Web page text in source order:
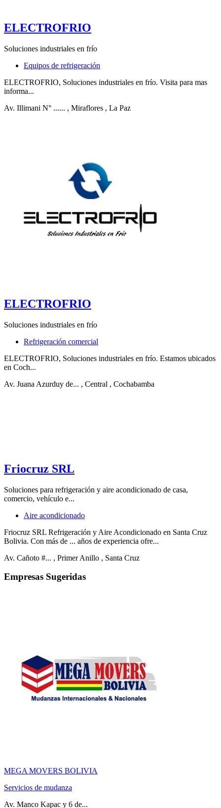
ELECTROFRIO
Soluciones industriales en frío
Equipos de refrigeración
ELECTROFRIO, Soluciones industriales en frío. Visita para mas
informa...
Av. Illimani N° ...... , Miraflores , La Paz
ELECTROFRIO
Soluciones industriales en frío
Refrigeración comercial
ELECTROFRIO, Soluciones industriales en frío. Estamos ubicados
en Coch...
Av. Juana Azurduy de... , Central , Cochabamba
Friocruz SRL
Soluciones para refrigeración y aire acondicionado de casa,
comercio, vehículo e...
Aire acondicionado
Friocruz SRL Refrigeración y Aire Acondicionado en Santa Cruz
Bolivia. Con más de ... años de experiencia ofre...
Av. Cañoto #... , Primer Anillo , Santa Cruz
Empresas Sugeridas
MEGA MOVERS BOLIVIA
Servicios de mudanza
Av. Manco Kapac y 6 de...